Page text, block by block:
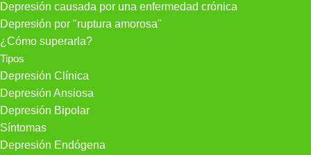
Depresión causada por una enfermedad crónica
Depresión por "ruptura amorosa"
¿Cómo superarla?
Tipos
Depresión Clínica
Depresión Ansiosa
Depresión Bipolar
Síntomas
Depresión Endógena